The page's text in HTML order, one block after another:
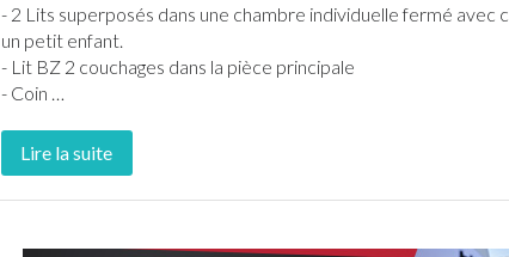
- 2 Lits superposés dans une chambre individuelle fermé
un petit enfant.
- Lit BZ 2 couchages dans la pièce principale
- Coin …
Lire la suite